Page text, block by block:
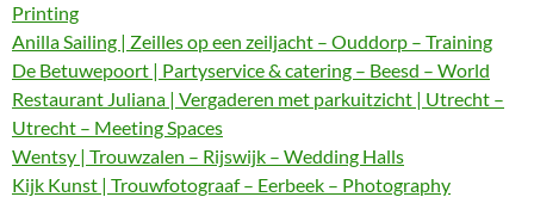
Printing
Anilla Sailing | Zeilles op een zeiljacht – Ouddorp – Training
De Betuwepoort | Partyservice & catering – Beesd – World
Restaurant Juliana | Vergaderen met parkuitzicht | Utrecht –
Utrecht – Meeting Spaces
Wentsy | Trouwzalen – Rijswijk – Wedding Halls
Kijk Kunst | Trouwfotograaf – Eerbeek – Photography